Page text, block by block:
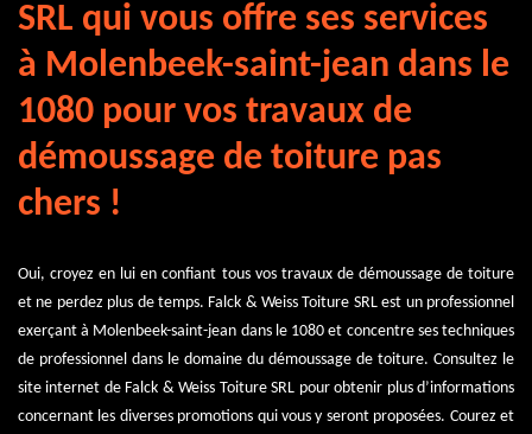
SRL qui vous offre ses services
à Molenbeek-saint-jean dans le
1080 pour vos travaux de
démoussage de toiture pas
chers !
Oui, croyez en lui en confiant tous vos travaux de démoussage de toiture
et ne perdez plus de temps. Falck & Weiss Toiture SRL est un professionnel
exerçant à Molenbeek-saint-jean dans le 1080 et concentre ses techniques
de professionnel dans le domaine du démoussage de toiture. Consultez le
site internet de Falck & Weiss Toiture SRL pour obtenir plus d’informations
concernant les diverses promotions qui vous y seront proposées. Courez et